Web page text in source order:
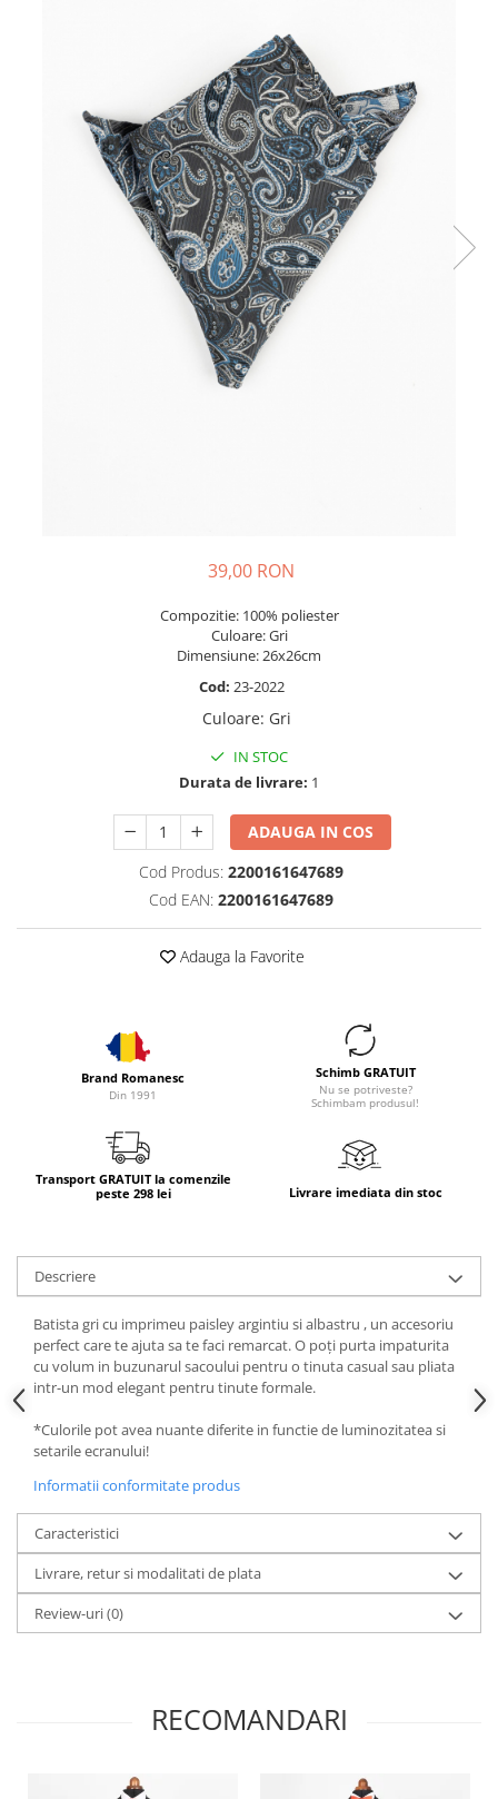
39,00 RON
Compozitie: 100% poliester
Culoare: Gri
Dimensiune: 26x26cm
Cod: 23-2022
Culoare: Gri
IN STOC
Durata de livrare: 1
ADAUGA IN COS
Cod Produs: 2200161647689
Cod EAN: 2200161647689
Adauga la Favorite
Brand Romanesc
Din 1991
Schimb GRATUIT
Nu se potriveste?
Schimbam produsul!
Transport GRATUIT la comenzile
peste 298 lei
Livrare imediata din stoc
Descriere
Batista gri cu imprimeu paisley argintiu si albastru , un accesoriu
perfect care te ajuta sa te faci remarcat. O poți purta impaturita
cu volum in buzunarul sacoului pentru o tinuta casual sau pliata
intr-un mod elegant pentru tinute formale.
*Culorile pot avea nuante diferite in functie de luminozitatea si
setarile ecranului!
Informatii conformitate produs
Caracteristici
Livrare, retur si modalitati de plata
Review-uri(0)
RECOMANDARI